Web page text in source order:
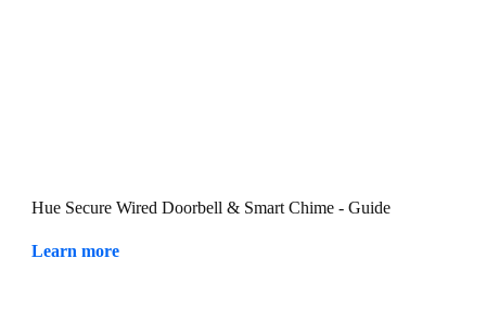
Hue Secure Wired Doorbell & Smart Chime - Guide
Learn more